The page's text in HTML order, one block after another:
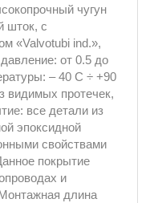
чугун
шток, с
«Valvotubi ind.»,
от 0.5 до
– 40 С ÷ +90
видимых протечек,
все детали из
эпоксидной
свойствами
покрытие
и
длина